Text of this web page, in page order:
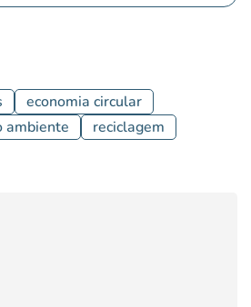
economia circular
ambiente
reciclagem